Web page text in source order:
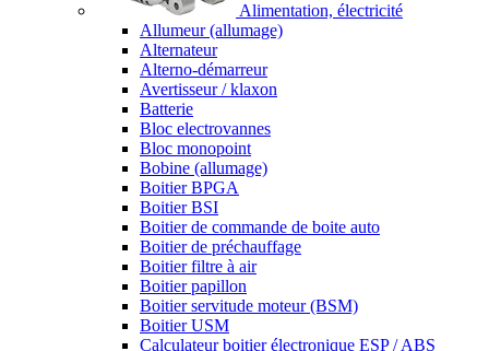
Alimentation, électricité
Allumeur (allumage)
Alternateur
Alterno-démarreur
Avertisseur / klaxon
Batterie
Bloc electrovannes
Bloc monopoint
Bobine (allumage)
Boitier BPGA
Boitier BSI
Boitier de commande de boite auto
Boitier de préchauffage
Boitier filtre à air
Boitier papillon
Boitier servitude moteur (BSM)
Boitier USM
Calculateur boitier électronique ESP / ABS